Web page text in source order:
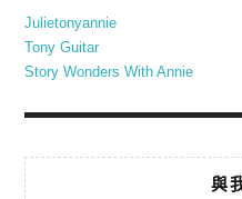
Julietonyannie
Tony Guitar
Story Wonders With Annie
與